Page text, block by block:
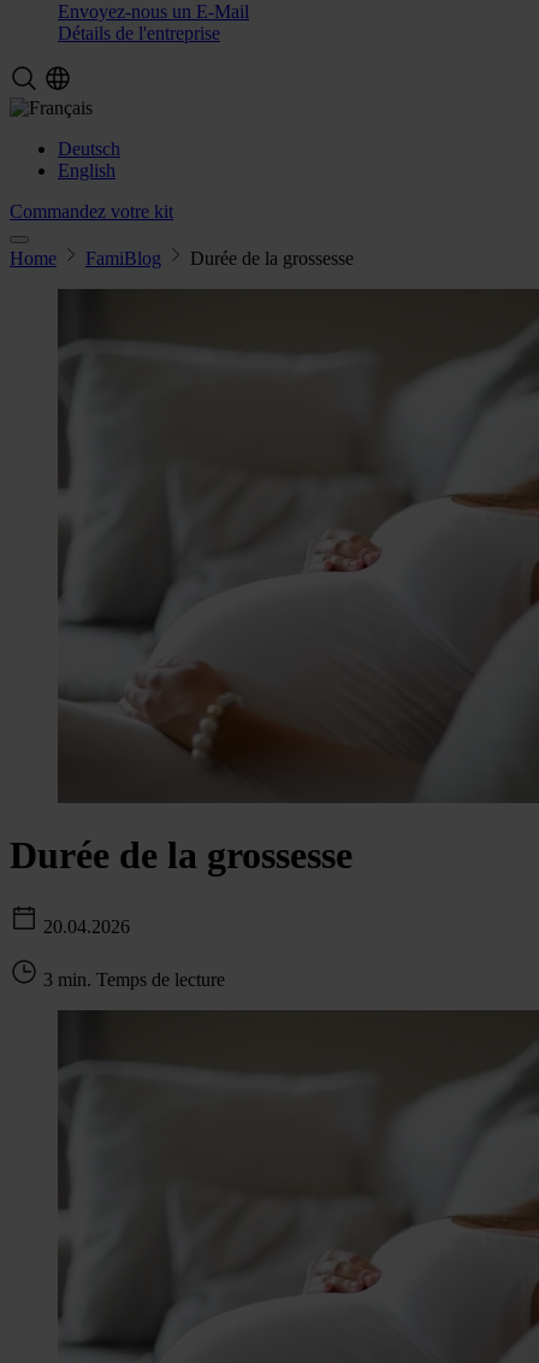
Envoyez-nous un E-Mail
Détails de l'entreprise
Deutsch
English
Commandez votre kit
Home FamiBlog Durée de la grossesse
Durée de la grossesse
20.04.2026
3 min. Temps de lecture